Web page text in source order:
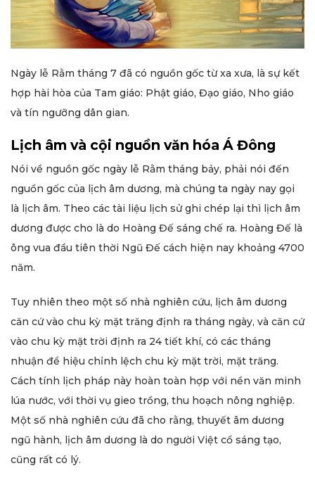
Ngày lễ Rằm tháng 7 đã có nguồn gốc từ xa xưa, là sự kết
hợp hài hòa của Tam giáo: Phật giáo, Đạo giáo, Nho giáo
và tín ngưỡng dân gian.
Lịch âm và cội nguồn văn hóa Á Đông
Nói về nguồn gốc ngày lễ Rằm tháng bảy, phải nói đến
nguồn gốc của lịch âm dương, mà chúng ta ngày nay gọi
là lịch âm. Theo các tài liệu lịch sử ghi chép lại thì lịch âm
dương được cho là do Hoàng Đế sáng chế ra. Hoàng Đế là
ông vua đầu tiên thời Ngũ Đế cách hiện nay khoảng 4700
năm.
Tuy nhiên theo một số nhà nghiên cứu, lịch âm dương
căn cứ vào chu kỳ mặt trăng định ra tháng ngày, và căn cứ
vào chu kỳ mặt trời định ra 24 tiết khí, có các tháng
nhuận để hiệu chỉnh lệch chu kỳ mặt trời, mặt trăng.
Cách tính lịch pháp này hoàn toàn hợp với nền văn minh
lúa nước, với thời vụ gieo trồng, thu hoạch nông nghiệp.
Một số nhà nghiên cứu đã cho rằng, thuyết âm dương
ngũ hành, lịch âm dương là do người Việt cổ sáng tạo,
cũng rất có lý.